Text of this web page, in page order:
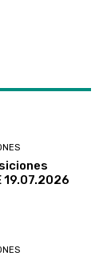
19.07.2026